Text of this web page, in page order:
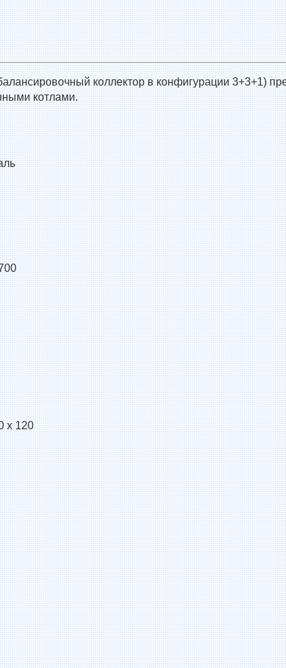
коллектор в конфигурации 3+3+1)
котлами.
x 120